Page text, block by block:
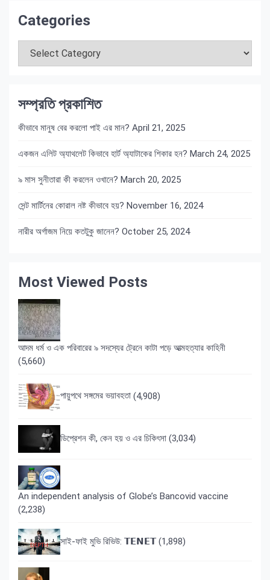
Categories
সম্প্রতি প্রকাশিত
কীভাবে মানুষ বের করলো পাই এর মান? April 21, 2025
একজন এলিট অ্যাথলেট কিভাবে হার্ট অ্যাটাকের শিকার হন? March 24, 2025
৯ মাস সুনীতারা কী করলেন ওখানে? March 20, 2025
সেন্ট মার্টিনের কোরাল নষ্ট কীভাবে হয়? November 16, 2024
নারীর অর্গাজম নিয়ে কতটুকু জানেন? October 25, 2024
Most Viewed Posts
আদম ধর্ম ও এক পরিবারের ৯ সদস্যের ট্রেনে কাটা পড়ে আত্মহত্যার কাহিনী
(5,660)
পায়ুপথে সঙ্গমের ভয়াবহতা (4,908)
ডিপ্রেশন কী, কেন হয় ও এর চিকিৎসা (3,034)
An independent analysis of Globe’s Bancovid vaccine
(2,238)
সাই-ফাই মুভি রিভিউ: 𝗧𝗘𝗡𝗘𝗧 (1,898)